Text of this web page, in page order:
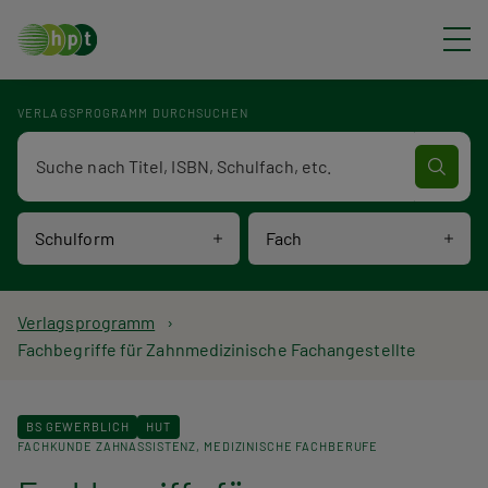
VERLAGSPROGRAMM DURCHSUCHEN
Schulform Fach
Verlagsprogramm Volltextsuche
P
a
d
Verlagsprogramm
Fachbegriffe für Zahnmedizinische Fachangestellte
BS GEWERBLICH
HUT
FACHKUNDE ZAHNASSISTENZ
MEDIZINISCHE FACHBERUFE